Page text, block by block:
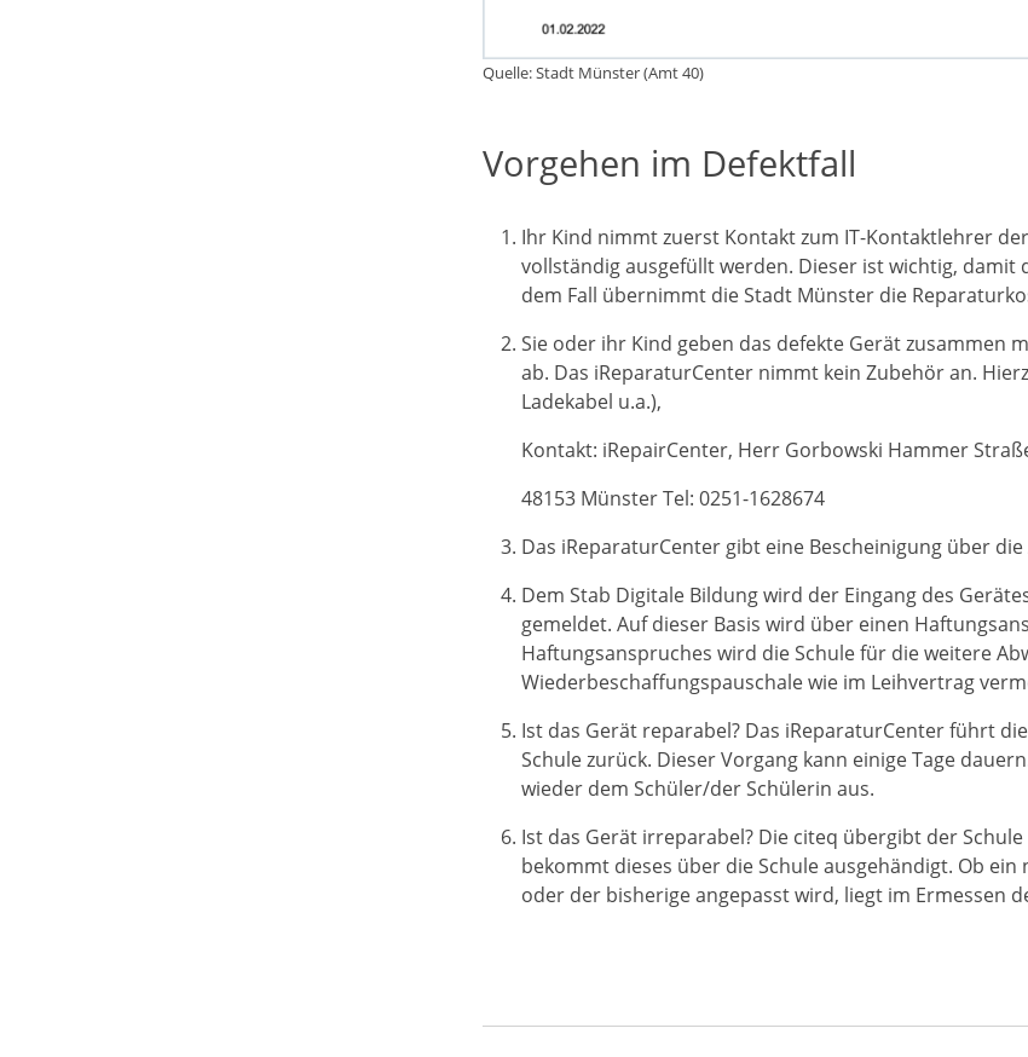
Quelle: Stadt Münster (Amt 40)
Vorgehen im Defektfall
Ihr Kind nimmt zuerst Kontakt zum IT-Kontaktlehrer
vollständig ausgefüllt werden. Dieser ist wichtig, damit
dem Fall übernimmt die Stadt Münster die
Sie oder ihr Kind geben das defekte Gerät zusammen
ab. Das iReparaturCenter nimmt kein Zubehör an.
Ladekabel u.a.),
Kontakt: iRepairCenter, Herr Gorbowski Hammer
48153 Münster Tel: 0251-1628674
Das iReparaturCenter gibt eine Bescheinigung über
Dem Stab Digitale Bildung wird der Eingang des
gemeldet. Auf dieser Basis wird über einen
Haftungsanspruches wird die Schule für die weitere
Wiederbeschaffungspauschale wie im Leihvertrag
Ist das Gerät reparabel? Das iReparaturCenter führt
Schule zurück. Dieser Vorgang kann einige Tage
wieder dem Schüler/der Schülerin aus.
Ist das Gerät irreparabel? Die citeq übergibt der
bekommt dieses über die Schule ausgehändigt. Ob
oder der bisherige angepasst wird, liegt im Ermessen